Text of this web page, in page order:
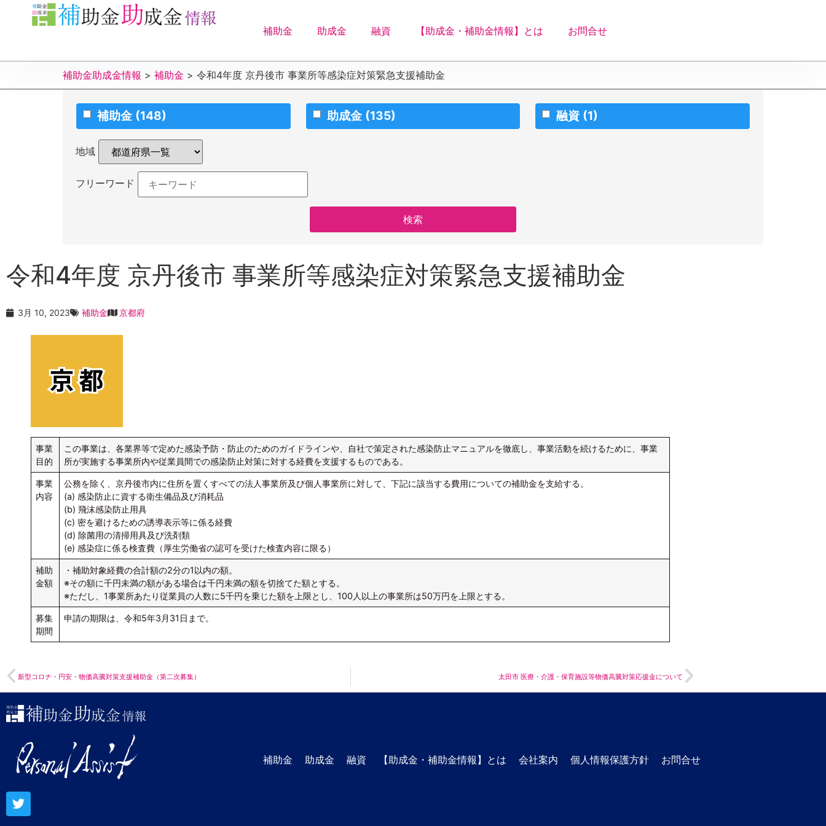
補助金 助成金 融資 【助成金・補助金情報】とは お問合せ
補助金助成金情報 > 補助金 > 令和4年度 京丹後市 事業所等感染症対策緊急支援補助金
補助金 (148) 助成金 (135) 融資 (1)
地域
フリーワード
令和4年度 京丹後市 事業所等感染症対策緊急支援補助金
3月 10, 2023 補助金 京都府
事業
目的
この事業は、各業界等で定めた感染予防・防止のためのガイドラインや、自社で策定された感染防止マニュアルを徹底し、事業活動を続けるために、事業
所が実施する事業所内や従業員間での感染防止対策に対する経費を支援するものである。
事業
内容
公務を除く、京丹後市内に住所を置くすべての法人事業所及び個人事業所に対して、下記に該当する費用についての補助金を支給する。
(a) 感染防止に資する衛生備品及び消耗品
(b) 飛沫感染防止用具
(c) 密を避けるための誘導表示等に係る経費
(d) 除菌用の清掃用具及び洗剤類
(e) 感染症に係る検査費（厚生労働省の認可を受けた検査内容に限る）
補助
金額
・補助対象経費の合計額の2分の1以内の額。
※その額に千円未満の額がある場合は千円未満の額を切捨てた額とする。
※ただし、1事業所あたり従業員の人数に5千円を乗じた額を上限とし、100人以上の事業所は50万円を上限とする。
募集
期間
申請の期限は、令和5年3月31日まで。
新型コロナ・円安・物価高騰対策支援補助金（第二次募集） 太田市 医療・介護・保育施設等物価高騰対策応援金について
補助金 助成金 融資 【助成金・補助金情報】とは 会社案内 個人情報保護方針 お問合せ